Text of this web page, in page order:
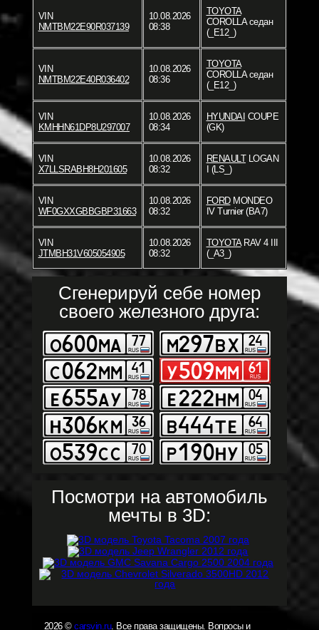
VIN
NMTBM22E90R037139
10.08.2026
08:38
TOYOTA
COROLLA седан
(_E12_)
VIN
NMTBM22E40R036402
10.08.2026
08:36
TOYOTA
COROLLA седан
(_E12_)
VIN
KMHHN61DP8U297007
10.08.2026
08:34
HYUNDAI COUPE
(GK)
VIN
X7LLSRABH8H201605
10.08.2026
08:32
RENAULTLOGAN
I (LS_)
VIN
WF0GXXGBBGBP31663
10.08.2026
08:32
FORDMONDEO
IV Turnier (BA7)
VIN
JTMBH31V605054905
10.08.2026
08:32
TOYOTARAV 4 III
(_A3_)
Сгенерируй себе номер
своего железного друга:
Посмотри на автомобиль
мечты в 3D:
2026 © carsvin.ru. Все права защищены. Вопросы и